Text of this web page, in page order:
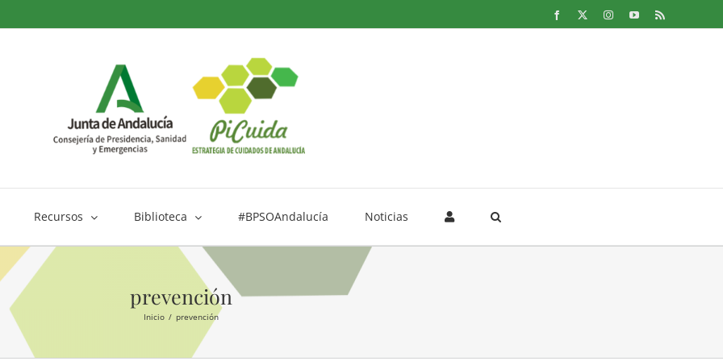
Facebook InstagramYouTubeRss
Recursos Biblioteca #BPSOAndalucía Noticias
prevención
Inicio prevención